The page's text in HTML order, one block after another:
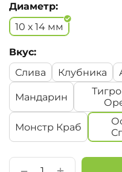
Диаметр:
10 х 14 мм
Вкус:
Слива
Клубника
Мандарин
Монстр Краб